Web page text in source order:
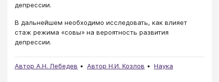
депрессии.
В дальнейшем необходимо исследовать, как влияет
стаж режима «совы» на вероятность развития
депрессии.
Автор А.Н. Лебедев Автор Н.И. Козлов Наука